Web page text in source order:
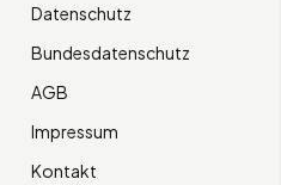
Datenschutz
Bundesdatenschutz
AGB
Impressum
Kontakt